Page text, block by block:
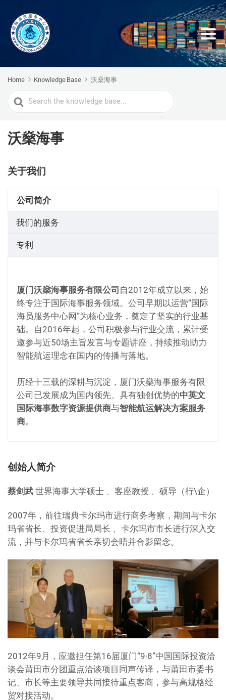
Home Knowledge Base 沃燊海事
Search
For
沃燊海事
关于我们
公司简介
我们的服务
专利
厦门沃燊海事服务有限公司 自2012年成立以来，始
终专注于国际海事服务领域。公司早期以运营“国际
海员服务中心网”为核心业务，奠定了坚实的行业基
础。自2016年起，公司积极参与行业交流，累计受
邀参与近50场主旨发言与专题讲座，持续推动助力
智能航运理念在国内的传播与落地。
历经十三载的深耕与沉淀，厦门沃燊海事服务有限
公司已发展成为国内领先、具有独创优势的中英文
国际海事数字资源提供商与智能航运解决方案服务
商。
创始人简介
蔡剑武 世界海事大学硕士 、客座教授 、硕导（行\企）
2007年，前往瑞典卡尔玛市进行商务考察，期间与卡尔
玛省省长、投资促进局局长 、卡尔玛市市长进行深入交
流，并与卡尔玛省省长亲切会晤并合影留念。
2012年9月，应邀担任第16届厦门“9·8”中国国际投资洽
谈会莆田市分团重点洽谈项目同声传译，与莆田市委书
记、市长等主要领导共同接待重点客商，参与高规格经
贸对接活动。